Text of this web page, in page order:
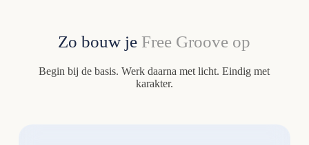
Zo bouw je Free Groove op
Begin bij de basis. Werk daarna met licht. Eindig met
karakter.